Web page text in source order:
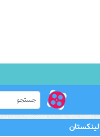
لینکستان